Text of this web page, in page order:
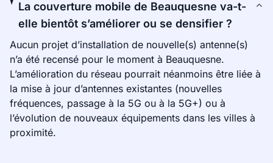
La couverture mobile de Beauquesne va-t-
elle bientôt s’améliorer ou se densifier ?
Aucun projet d’installation de nouvelle(s) antenne(s)
n’a été recensé pour le moment à Beauquesne.
L’amélioration du réseau pourrait néanmoins être liée à
la mise à jour d’antennes existantes (nouvelles
fréquences, passage à la 5G ou à la 5G+) ou à
l’évolution de nouveaux équipements dans les villes à
proximité.